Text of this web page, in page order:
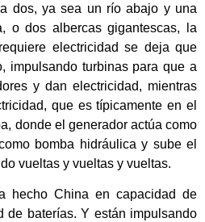
dos, ya sea un río abajo y una
o dos albercas gigantescas, la
electricidad se deja que
impulsando turbinas para que a
y dan electricidad, mientras
que es típicamente en el
donde el generador actúa como
bomba hidráulica y sube el
vueltas y vueltas y vueltas.
hecho China en capacidad de
de baterías. Y están impulsando